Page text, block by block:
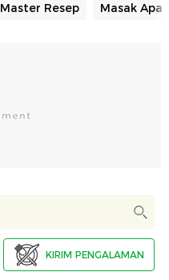
Master Resep Masak Apa
KIRIM PENGALAMAN